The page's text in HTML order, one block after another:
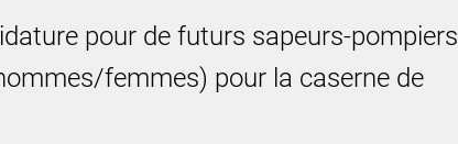
pour de futurs sapeurs-pompiers
femmes) pour la caserne de